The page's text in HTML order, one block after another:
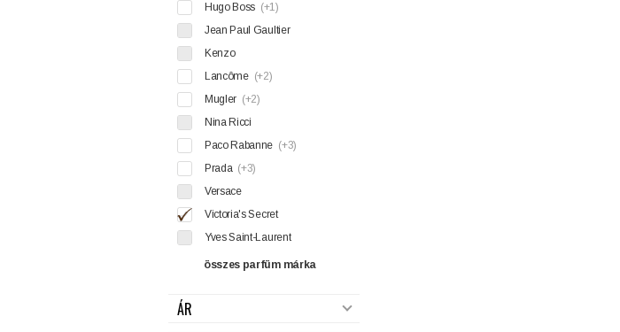
Hugo Boss (+1)
Jean Paul Gaultier
Kenzo
Lancôme (+2)
Mugler (+2)
Nina Ricci
Paco Rabanne (+3)
Prada (+3)
Versace
Victoria's Secret
Yves Saint-Laurent
összes parfüm márka
ÁR